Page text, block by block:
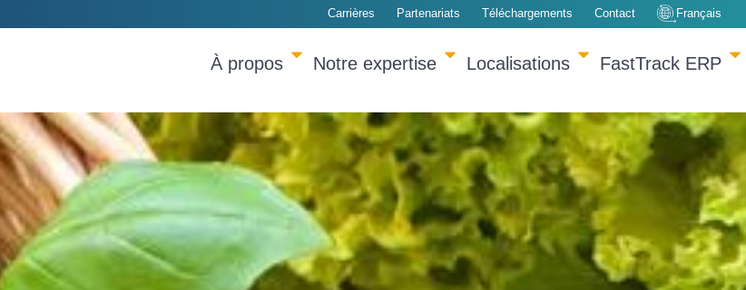
Carrières Partenariats Téléchargements Contact Français
À propos Notre expertise Localisations FastTrack ERP